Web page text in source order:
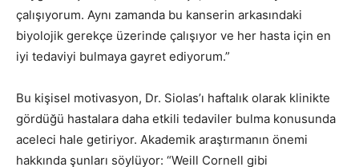
çalışıyorum. Aynı zamanda bu kanserin arkasındaki
biyolojik gerekçe üzerinde çalışıyor ve her hasta için en
iyi tedaviyi bulmaya gayret ediyorum.”
Bu kişisel motivasyon, Dr. Siolas’ı haftalık olarak klinikte
gördüğü hastalara daha etkili tedaviler bulma konusunda
aceleci hale getiriyor. Akademik araştırmanın önemi
hakkında şunları söylüyor: “Weill Cornell gibi